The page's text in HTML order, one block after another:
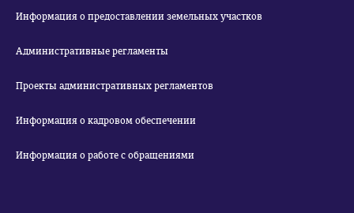
Информация о предоставлении земельных участков
Административные регламенты
Проекты административных регламентов
Информация о кадровом обеспечении
Информация о работе с обращениями